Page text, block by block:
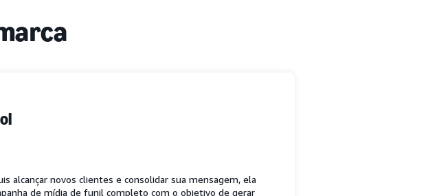
alcançar novos clientes e consolidar sua mensagem, ela
de mídia de funil completo com o objetivo de gerar